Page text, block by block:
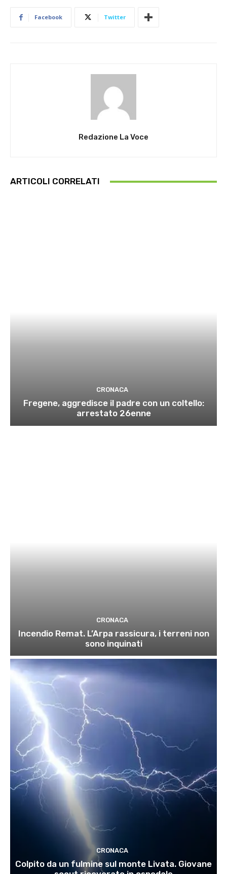
Facebook Twitter
Redazione La Voce
ARTICOLI CORRELATI
CRONACA
Fregene, aggredisce il padre con un coltello:
arrestato 26enne
CRONACA
Incendio Remat. L’Arpa rassicura, i terreni non
sono inquinati
CRONACA
Colpito da un fulmine sul monte Livata. Giovane